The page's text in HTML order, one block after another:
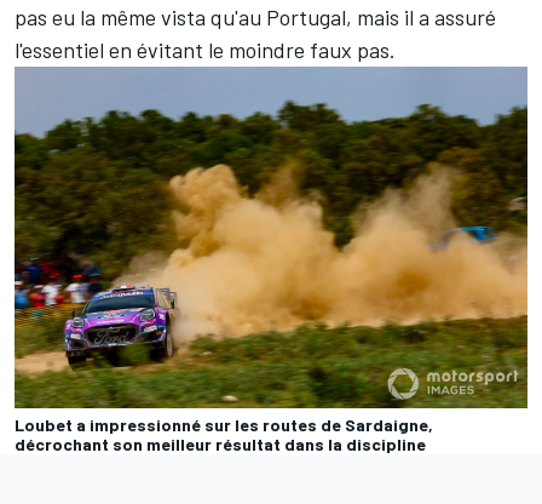
pas eu la même vista qu'au Portugal, mais il a assuré
l'essentiel en évitant le moindre faux pas.
Loubet a impressionné sur les routes de Sardaigne,
décrochant son meilleur résultat dans la discipline